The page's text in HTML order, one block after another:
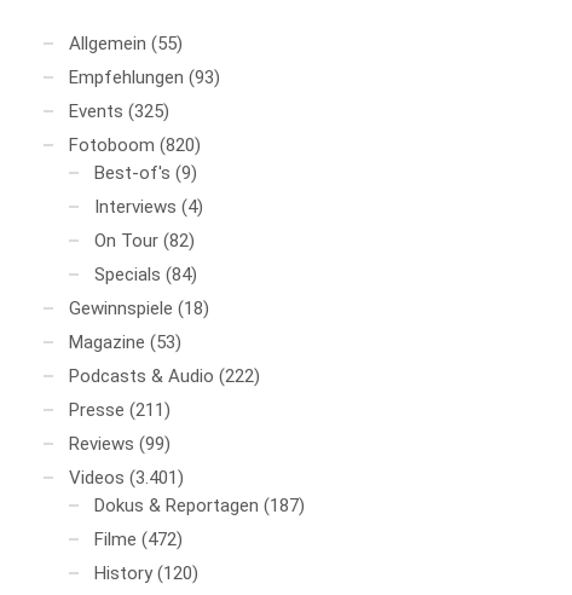
Allgemein (55)
Empfehlungen (93)
Events (325)
Fotoboom (820)
Best-of's (9)
Interviews (4)
On Tour (82)
Specials (84)
Gewinnspiele (18)
Magazine (53)
Podcasts & Audio (222)
Presse (211)
Reviews (99)
Videos (3.401)
Dokus & Reportagen (187)
Filme (472)
History (120)